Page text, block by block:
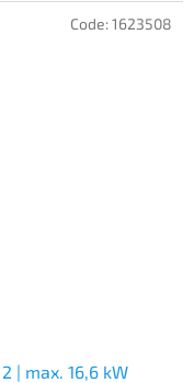
| max. 16,6 kW
Code:1623508